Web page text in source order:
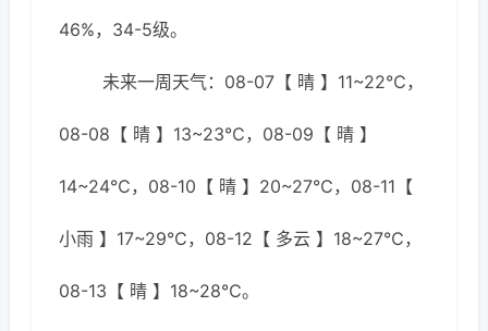
46%，34-5级。
未来一周天气：08-07【 晴 】11~22℃，
08-08【 晴 】13~23℃，08-09【 晴 】
14~24℃，08-10【 晴 】20~27℃，08-11【
小雨 】17~29℃，08-12【 多云 】18~27℃，
08-13【 晴 】18~28℃。